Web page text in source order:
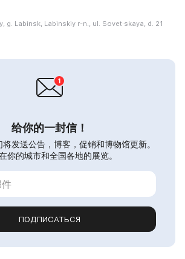
g. Labinsk, Labinskiy r-n., ul. Sovet·skaya, d. 21
给你的一封信！
发送公告，博客，促销和博物馆更新。
你的城市和全国各地的展览。
ПОДПИСАТЬСЯ